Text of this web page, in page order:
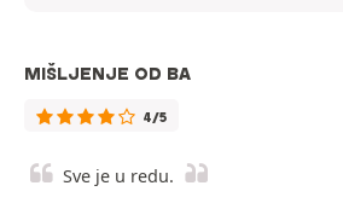
MIŠLJENJE OD BA
4/5
Sve je u redu.